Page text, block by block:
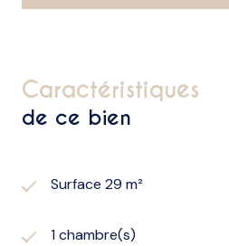
caractéristiques
de ce bien
Surface 29 m²
1 chambre(s)